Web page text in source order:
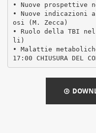
• Nuove prospettive
• Nuove indicazioni
osi (M. Zecca)
• Ruolo della TBI
li)
• Malattie